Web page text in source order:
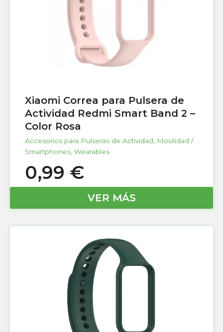
Xiaomi Correa para Pulsera de
Actividad Redmi Smart Band 2 –
Color Rosa
Accesorios para Pulseras de Actividad, Movilidad /
Smartphones, Wearables
0,99 €
VER MÁS